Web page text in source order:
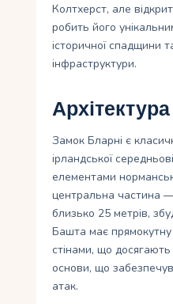
Колтхерст, але
робить його
історичної спадщини
інфраструктури.
Замок Бларні є
ірландської
елементами
центральна частина
близько 25 метрів,
Башта має
стінами, що
основи, що
атак.